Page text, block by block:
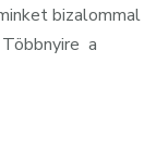
bizalommal
a